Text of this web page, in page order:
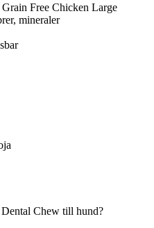
Free Chicken Large
mineraler
Chew till hund?